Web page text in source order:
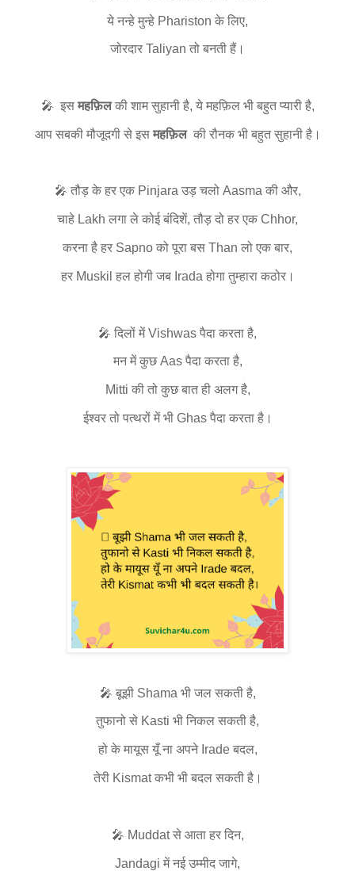
ये नन्हे मुन्हे Phariston के लिए,
जोरदार Taliyan तो बनती हैं।
🎤 इसमहफ़िलकी शाम सुहानी है, ये महफ़िल भी बहुत प्यारी है,
आप सबकी मौजूदगी से इसमहफ़िल की रौनक भी बहुत सुहानी है।
🎤 तौड़ के हर एक Pinjara उड़ चलो Aasma की और,
चाहे Lakh लगा ले कोई बंदिशें, तौड़ दो हर एक Chhor,
करना है हर Sapno को पूरा बस Than लो एक बार,
हर Muskil हल होगी जब Irada होगा तुम्हारा कठोर।
🎤 दिलों में Vishwas पैदा करता है,
मन में कुछ Aas पैदा करता है,
Mitti की तो कुछ बात ही अलग है,
ईश्वर तो पत्थरों में भी Ghas पैदा करता है।
🎤 बूझी Shama भी जल सकती है,
तुफानो से Kasti भी निकल सकती है,
हो के मायूस यूँ ना अपने Irade बदल,
तेरी Kismat कभी भी बदल सकती है।
🎤 Muddat से आता हर दिन,
Jandagi में नई उम्मीद जागे,